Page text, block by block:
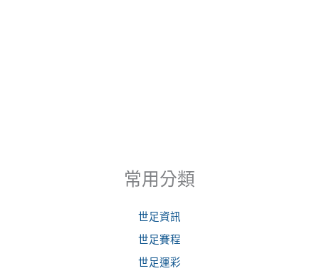
常用分類
世足資訊
世足賽程
世足運彩